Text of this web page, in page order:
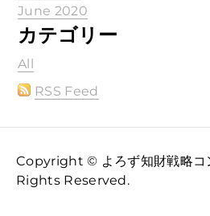
June 2020
カテゴリー
All
RSS Feed
Copyright © よろず知財戦略コ
Rights Reserved.